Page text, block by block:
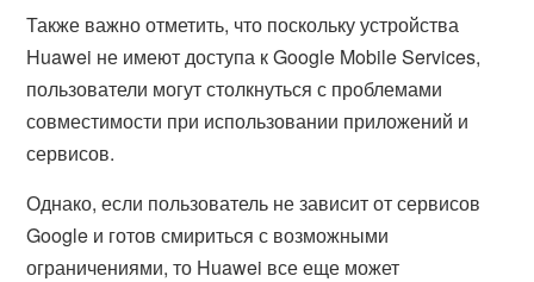
Также важно отметить, что поскольку устройства
Huawei не имеют доступа к Google Mobile Services,
пользователи могут столкнуться с проблемами
совместимости при использовании приложений и
сервисов.
Однако, если пользователь не зависит от сервисов
Google и готов смириться с возможными
ограничениями, то Huawei все еще может